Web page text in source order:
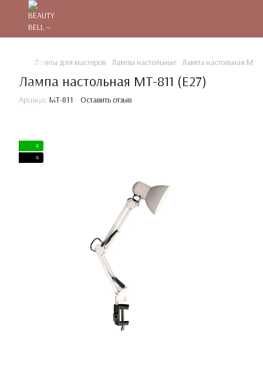
Лампы для мастеров Лампы настольные Лампа настольная MT-
Лампа настольная MT-811 (E27)
Артикул: MT-811 Оставить отзыв
4
4